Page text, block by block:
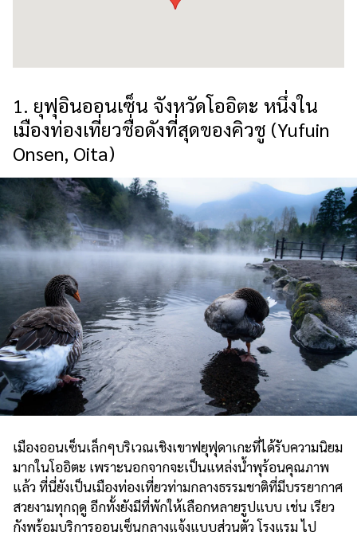
1. ยุฟุอินออนเซ็น จังหวัดโออิตะ หนึ่งใน
เมืองท่องเที่ยวชื่อดังที่สุดของคิวชู (Yufuin
Onsen, Oita)
เมืองออนเซ็นเล็กๆบริเวณเชิงเขาฟยุฟุดาเกะที่ได้รับความนิยม
มากในโออิตะ เพราะนอกจากจะเป็นแหล่งน้ำพุร้อนคุณภาพ
แล้ว ที่นี่ยังเป็นเมืองท่องเที่ยวท่ามกลางธรรมชาติที่มีบรรยากาศ
สวยงามทุกฤดู อีกทั้งยังมีที่พักให้เลือกหลายรูปแบบ เช่น เรียว
กังพร้อมบริการออนเซ็นกลางแจ้งแบบส่วนตัว โรงแรม ไป